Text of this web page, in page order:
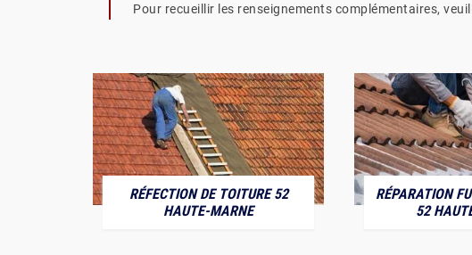
Pour recueillir les renseignements complémentaires,
RÉFECTION DE TOITURE 52
HAUTE-MARNE
RÉPARATION
52